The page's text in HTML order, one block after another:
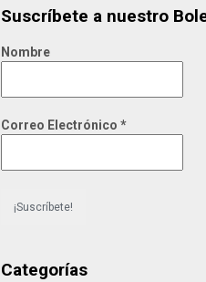
Suscríbete a nuestro
Nombre
Correo Electrónico *
Categorías